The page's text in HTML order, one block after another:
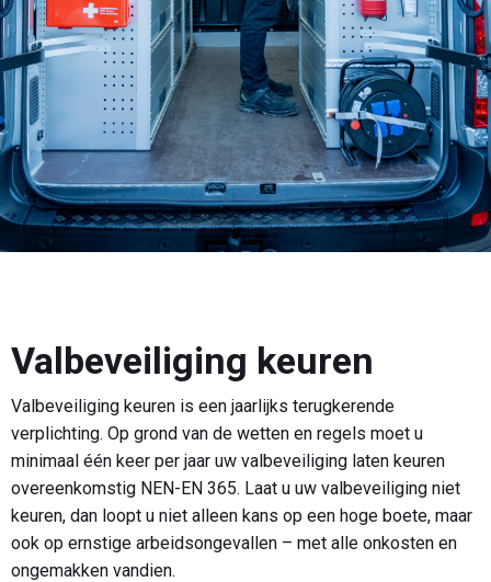
Valbeveiliging keuren
Valbeveiliging keuren is een jaarlijks terugkerende
verplichting. Op grond van de wetten en regels moet u
minimaal één keer per jaar uw valbeveiliging laten keuren
overeenkomstig NEN-EN 365. Laat u uw valbeveiliging niet
keuren, dan loopt u niet alleen kans op een hoge boete, maar
ook op ernstige arbeidsongevallen – met alle onkosten en
ongemakken vandien.